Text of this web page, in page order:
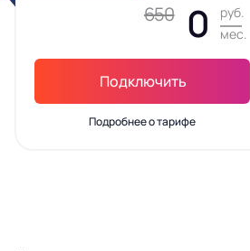
650 0
руб.
мес.
Подключить
Подробнее о тарифе